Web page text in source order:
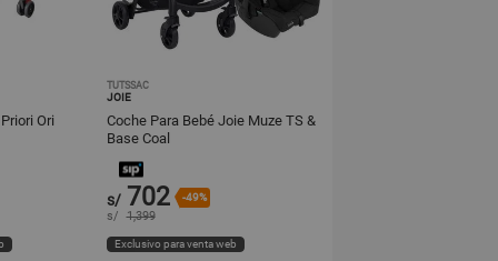
Ori
TUTSSAC
JOIE
Coche Para Bebé Joie Muze TS &
Base Coal
s/ 702 -49%
s/ 1,399
Exclusivo para venta web